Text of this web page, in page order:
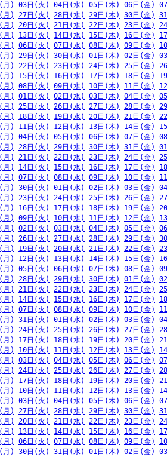
月) 03日(火) 04日(水) 05日(木) 06日(金)
月) 27日(火) 28日(水) 29日(木) 30日(金)
月) 20日(火) 21日(水) 22日(木) 23日(金)
月) 13日(火) 14日(水) 15日(木) 16日(金)
月) 06日(火) 07日(水) 08日(木) 09日(金)
月) 29日(火) 30日(水) 01日(木) 02日(金)
月) 22日(火) 23日(水) 24日(木) 25日(金)
月) 15日(火) 16日(水) 17日(木) 18日(金)
月) 08日(火) 09日(水) 10日(木) 11日(金)
月) 01日(火) 02日(水) 03日(木) 04日(金)
月) 25日(火) 26日(水) 27日(木) 28日(金)
月) 18日(火) 19日(水) 20日(木) 21日(金)
月) 11日(火) 12日(水) 13日(木) 14日(金)
月) 04日(火) 05日(水) 06日(木) 07日(金)
月) 28日(火) 29日(水) 30日(木) 31日(金)
月) 21日(火) 22日(水) 23日(木) 24日(金)
月) 14日(火) 15日(水) 16日(木) 17日(金)
月) 07日(火) 08日(水) 09日(木) 10日(金)
月) 30日(火) 01日(水) 02日(木) 03日(金)
月) 23日(火) 24日(水) 25日(木) 26日(金)
月) 16日(火) 17日(水) 18日(木) 19日(金)
月) 09日(火) 10日(水) 11日(木) 12日(金)
月) 02日(火) 03日(水) 04日(木) 05日(金)
月) 26日(火) 27日(水) 28日(木) 29日(金)
月) 19日(火) 20日(水) 21日(木) 22日(金)
月) 12日(火) 13日(水) 14日(木) 15日(金)
月) 05日(火) 06日(水) 07日(木) 08日(金)
月) 28日(火) 29日(水) 30日(木) 01日(金)
月) 21日(火) 22日(水) 23日(木) 24日(金)
月) 14日(火) 15日(水) 16日(木) 17日(金)
月) 07日(火) 08日(水) 09日(木) 10日(金)
月) 31日(火) 01日(水) 02日(木) 03日(金)
月) 24日(火) 25日(水) 26日(木) 27日(金)
月) 17日(火) 18日(水) 19日(木) 20日(金)
月) 10日(火) 11日(水) 12日(木) 13日(金)
月) 03日(火) 04日(水) 05日(木) 06日(金)
月) 24日(火) 25日(水) 26日(木) 27日(金)
月) 17日(火) 18日(水) 19日(木) 20日(金)
月) 10日(火) 11日(水) 12日(木) 13日(金)
月) 03日(火) 04日(水) 05日(木) 06日(金)
月) 27日(火) 28日(水) 29日(木) 30日(金)
月) 20日(火) 21日(水) 22日(木) 23日(金)
月) 13日(火) 14日(水) 15日(木) 16日(金)
月) 06日(火) 07日(水) 08日(木) 09日(金)
月) 30日(火) 31日(水) 01日(木) 02日(金)